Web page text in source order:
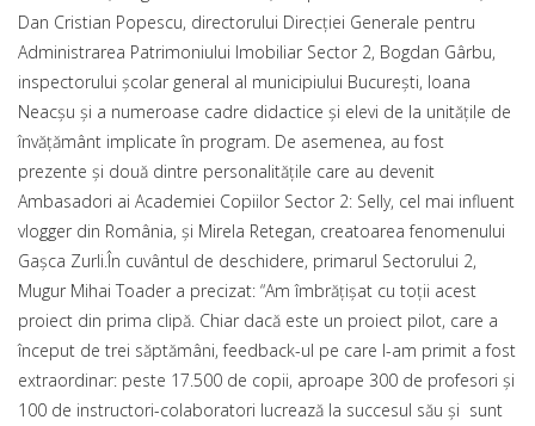
Dan Cristian Popescu, directorului Direcției Generale pentru
Administrarea Patrimoniului Imobiliar Sector 2, Bogdan Gârbu,
inspectorului școlar general al municipiului București, Ioana
Neacșu și a numeroase cadre didactice și elevi de la unitățile de
învățământ implicate în program. De asemenea, au fost
prezente și două dintre personalitățile care au devenit
Ambasadori ai Academiei Copiilor Sector 2: Selly, cel mai influent
vlogger din România, și Mirela Retegan, creatoarea fenomenului
Gașca Zurli.În cuvântul de deschidere, primarul Sectorului 2,
Mugur Mihai Toader a precizat: “Am îmbrățișat cu toții acest
proiect din prima clipă. Chiar dacă este un proiect pilot, care a
început de trei săptămâni, feedback-ul pe care l-am primit a fost
extraordinar: peste 17.500 de copii, aproape 300 de profesori și
100 de instructori-colaboratori lucrează la succesul său și sunt